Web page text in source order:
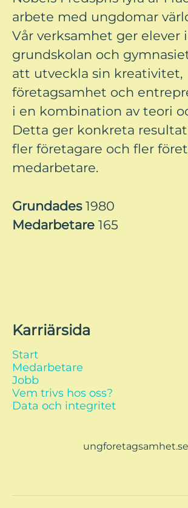
arbete med ungdomar
Vår verksamhet ger elever i
grundskolan och
att utveckla sin kreativitet,
företagsamhet och
i en kombination av teori
Detta ger konkreta
fler företagare och fler
medarbetare.
Grundades 1980
Medarbetare 165
Karriärsida
Start
Medarbetare
Jobb
Vem trivs hos oss?
Data och integritet
ungforetagsamhet.se